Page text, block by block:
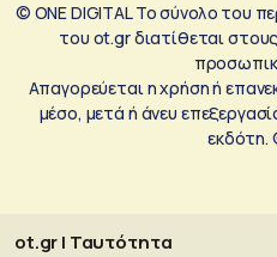
© ONE DIGITAL Το σύνολο του
του ot.gr διατίθεται
Απαγορεύεται η χρήση ή
μέσο, μετά ή άνευ
εκδότη.
ot.gr | Ταυτότητα